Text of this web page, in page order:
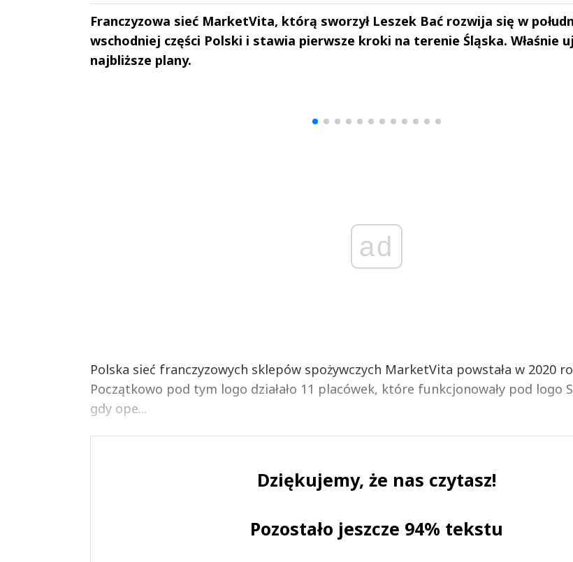
Franczyzowa sieć MarketVita, którą sworzył Leszek Bać rozwija się w
wschodniej części Polski i stawia pierwsze kroki na terenie Śląska. Właśnie
najbliższe plany.
ad
Polska sieć franczyzowych sklepów spożywczych MarketVita powstała w 2020
Początkowo pod tym logo działało 11 placówek, które funkcjonowały pod logo
gdy ope...
Dziękujemy, że nas czytasz!
Pozostało jeszcze 94% tekstu